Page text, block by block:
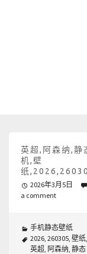
英超,阿森纳,静
机,壁
纸
2026年3月5日
a comment
手机静态壁纸
2026, 260305, 壁纸,
英超, 阿森纳, 静态